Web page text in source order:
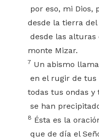
por eso, mi Dios,
desde la tierra del
desde las
monte Mizar.
7 Un abismo
en el rugir de tus
todas tus ondas y
se han
8 Ésta es la
que de día el